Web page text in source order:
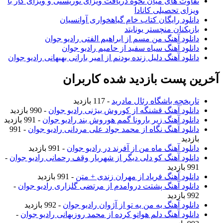
تحصیلی کانادا
رایگان کتاب خام گیاهخواری آوانسیان
منچستر یونایتد
آهنگ من مسم از ابراهیم الفتی رادیو جوان
آهنگ سیاه سفید از حامیم رادیو جوان
آهنگ دلیل زنده بودنم از امیر بارانی بهبهانی رادیو جوان
پست بازدید شده کاربران
باشگاه رئال مادرید- 117 بازدید
آهنگ قشنگه از کوروش بیژنی رادیو جوان - 990 بازدید
آهنگ زیر بارونا گمم هوروش بند رادیو جوان - 991 بازدید
آهنگ نگاه از محمد جواد علی مردانی رادیو جوان
- 991
آهنگ ماه من از آفرند در رادیو جوان - 991 بازدید
آهنگ کو دلی دیگر از شهریار وقف رحمانی رادیو جوان -
آهنگ فریاد از مهران زندی + متن- 991 بازدید
آهنگ پشتت دروامدم از مرتضی گلزاری رادیو جوان -
آهنگ یه من یه تو از آژوان رادیو جوان - 992 بازدید
آهنگ دلم هواتو کرده از محمد روزبهانی رادیو جوان -